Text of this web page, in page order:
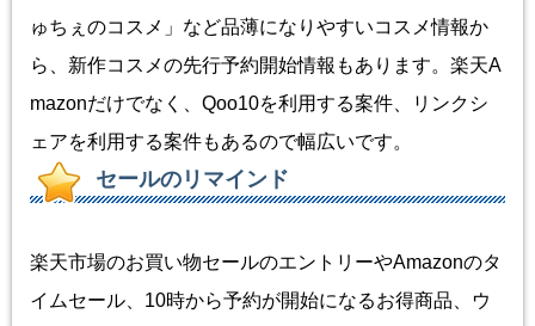
ゅちぇのコスメ」など品薄になりやすいコスメ情報か
ら、新作コスメの先行予約開始情報もあります。楽天A
mazonだけでなく、Qoo10を利用する案件、リンクシ
ェアを利用する案件もあるので幅広いです。
セールのリマインド
楽天市場のお買い物セールのエントリーやAmazonのタ
イムセール、10時から予約が開始になるお得商品、ウ